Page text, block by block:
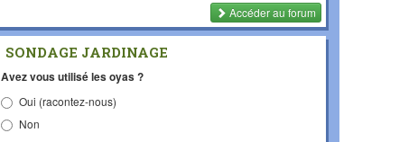
Accéder au forum
SONDAGE JARDINAGE
Avez vous utilisé les oyas ?
Oui (racontez-nous)
Non